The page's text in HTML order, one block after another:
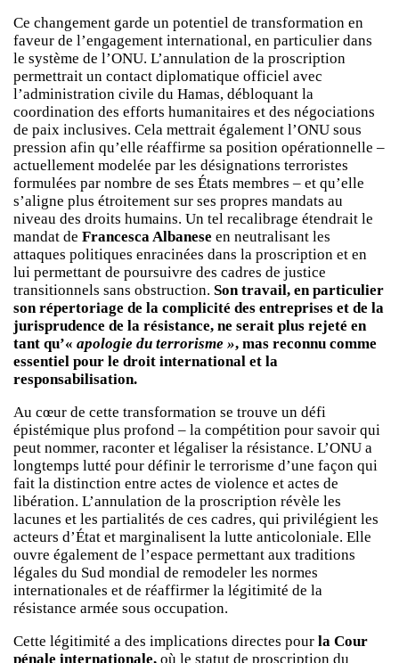
Ce changement garde un potentiel de transformation en
faveur de l’engagement international, en particulier dans
le système de l’ONU. L’annulation de la proscription
permettrait un contact diplomatique officiel avec
l’administration civile du Hamas, débloquant la
coordination des efforts humanitaires et des négociations
de paix inclusives. Cela mettrait également l’ONU sous
pression afin qu’elle réaffirme sa position opérationnelle –
actuellement modelée par les désignations terroristes
formulées par nombre de ses États membres – et qu’elle
s’aligne plus étroitement sur ses propres mandats au
niveau des droits humains. Un tel recalibrage étendrait le
mandat de Francesca Albanese en neutralisant les
attaques politiques enracinées dans la proscription et en
lui permettant de poursuivre des cadres de justice
transitionnels sans obstruction. Son travail, en particulier
son répertoriage de la complicité des entreprises et de la
jurisprudence de la résistance, ne serait plus rejeté en
tant qu’« apologie du terrorisme », mas reconnu comme
essentiel pour le droit international et la
responsabilisation.
Au cœur de cette transformation se trouve un défi
épistémique plus profond – la compétition pour savoir qui
peut nommer, raconter et légaliser la résistance. L’ONU a
longtemps lutté pour définir le terrorisme d’une façon qui
fait la distinction entre actes de violence et actes de
libération. L’annulation de la proscription révèle les
lacunes et les partialités de ces cadres, qui privilégient les
acteurs d’État et marginalisent la lutte anticoloniale. Elle
ouvre également de l’espace permettant aux traditions
légales du Sud mondial de remodeler les normes
internationales et de réaffirmer la légitimité de la
résistance armée sous occupation.
Cette légitimité a des implications directes pour la Cour
pénale internationale, où le statut de proscription du